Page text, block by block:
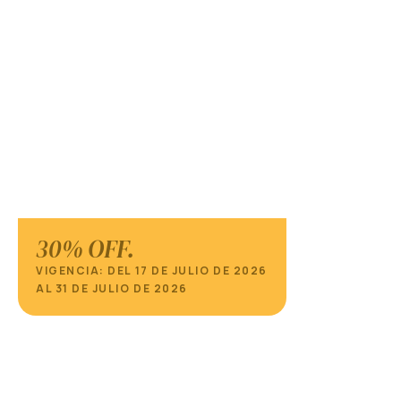
30% OFF.
VIGENCIA: DEL 17 DE JULIO DE 2026
AL 31 DE JULIO DE 2026